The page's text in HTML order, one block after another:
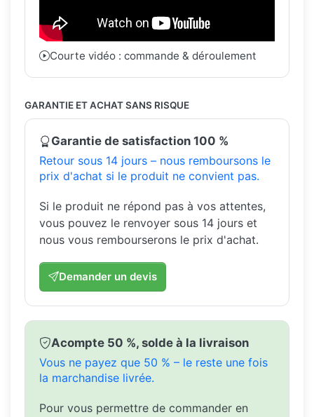
Courte vidéo : commande & déroulement
GARANTIE ET ACHAT SANS RISQUE
Garantie de satisfaction 100 %
Retour sous 14 jours – nous remboursons le
prix d'achat si le produit ne convient pas.
Si le produit ne répond pas à vos attentes,
vous pouvez le renvoyer sous 14 jours et
nous vous rembourserons le prix d'achat.
Demander un devis
Acompte 50 %, solde à la livraison
Vous ne payez que 50 % – le reste une fois
la marchandise livrée.
Pour vous permettre de commander en